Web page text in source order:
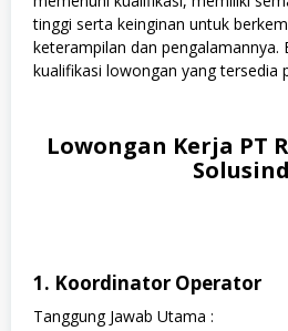
tinggi serta keinginan untuk
keterampilan dan pengalamannya.
kualifikasi lowongan yang tersedia
Lowongan Kerja PT
1. Koordinator Operator
Tanggung Jawab Utama :